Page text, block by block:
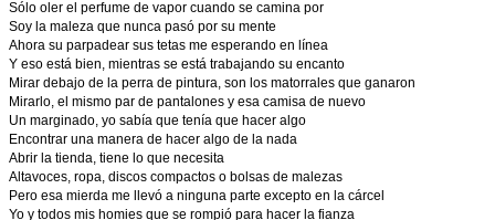
Sólo oler el perfume de vapor cuando se camina por
Soy la maleza que nunca pasó por su mente
Ahora su parpadear sus tetas me esperando en línea
Y eso está bien, mientras se está trabajando su encanto
Mirar debajo de la perra de pintura, son los matorrales que ganaron
Mirarlo, el mismo par de pantalones y esa camisa de nuevo
Un marginado, yo sabía que tenía que hacer algo
Encontrar una manera de hacer algo de la nada
Abrir la tienda, tiene lo que necesita
Altavoces, ropa, discos compactos o bolsas de malezas
Pero esa mierda me llevó a ninguna parte excepto en la cárcel
Yo y todos mis homies que se rompió para hacer la fianza